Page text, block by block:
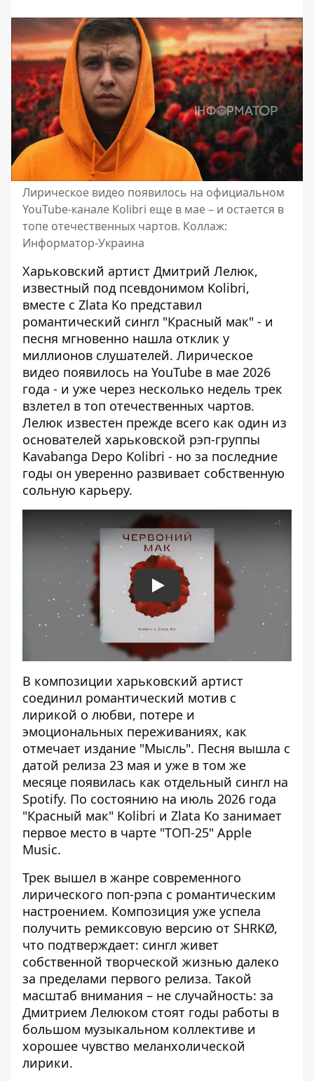
Лирическое видео появилось на официальном
YouTube-канале Kolibri еще в мае – и остается в
топе отечественных чартов. Коллаж:
Информатор-Украина
Харьковский артист Дмитрий Лелюк,
известный под псевдонимом Kolibri,
вместе с Zlata Ko представил
романтический сингл "Красный мак" - и
песня мгновенно нашла отклик у
миллионов слушателей. Лирическое
видео появилось на YouTube в мае 2026
года - и уже через несколько недель трек
взлетел в топ отечественных чартов.
Лелюк известен прежде всего как один из
основателей харьковской рэп-группы
Kavabanga Depo Kolibri - но за последние
годы он уверенно развивает собственную
сольную карьеру.
Play
В композиции харьковский артист
соединил романтический мотив с
лирикой о любви, потере и
эмоциональных переживаниях, как
отмечает издание "Мысль". Песня вышла с
датой релиза 23 мая и уже в том же
месяце появилась как отдельный сингл на
Spotify. По состоянию на июль 2026 года
"Красный мак" Kolibri и Zlata Ko занимает
первое место в чарте "ТОП-25" Apple
Music.
Трек вышел в жанре современного
лирического поп-рэпа с романтическим
настроением. Композиция уже успела
получить ремиксовую версию от SHRKØ,
что подтверждает: сингл живет
собственной творческой жизнью далеко
за пределами первого релиза. Такой
масштаб внимания – не случайность: за
Дмитрием Лелюком стоят годы работы в
большом музыкальном коллективе и
хорошее чувство меланхолической
лирики.